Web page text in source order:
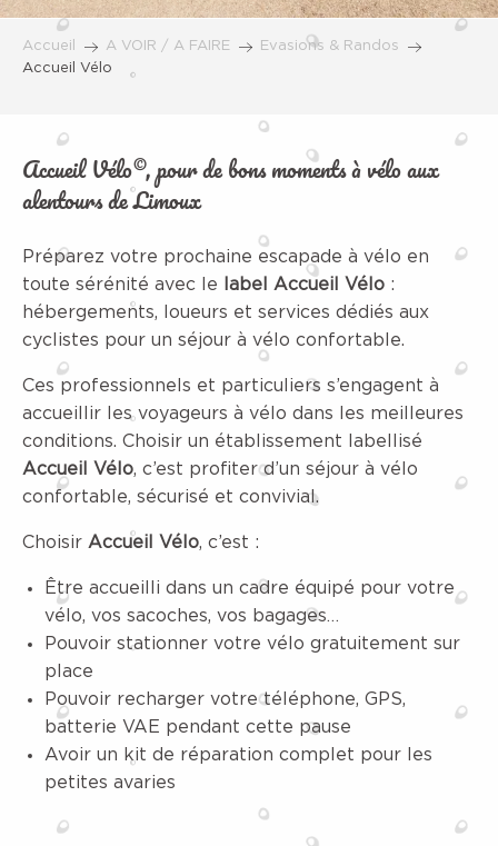
Accueil A VOIR / A FAIRE
Evasions & Randos
Accueil Vélo
Accueil Vélo©, pour de bons moments à vélo aux
alentours de Limoux
Préparez votre prochaine escapade à vélo en
toute sérénité avec le
label Accueil Vélo :
hébergements, loueurs et services dédiés aux
cyclistes pour un séjour à vélo confortable.
Ces professionnels et particuliers s’engagent à
accueillir les voyageurs à vélo dans les meilleures
conditions. Choisir un établissement labellisé
Accueil Vélo, c’est profiter d’un séjour à vélo
confortable, sécurisé et convivial.
Choisir Accueil Vélo, c’est :
Être accueilli dans un cadre équipé pour votre
vélo, vos sacoches, vos bagages…
Pouvoir stationner votre vélo gratuitement sur
place
Pouvoir recharger votre téléphone, GPS,
batterie VAE pendant cette pause
Avoir un kit de réparation complet pour les
petites avaries